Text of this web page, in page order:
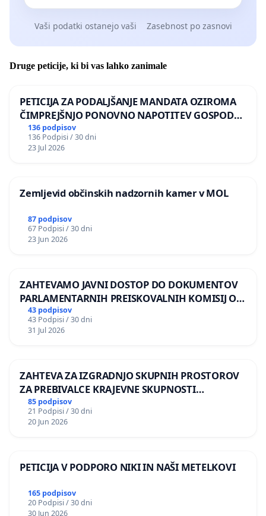
Vaši podatki ostanejo vaši Zasebnost po zasnovi
Druge peticije, ki bi vas lahko zanimale
PETICIJA ZA PODALJŠANJE MANDATA OZIROMA
ČIMPREJŠNJO PONOVNO NAPOTITEV GOSPODA
BERNARDA ŠRAJNERJA NA VELEPOSLANIŠTVO
REPUBLIKE SLOVENIJE V MOSKVI
136 podpisov
136 Podpisi / 30 dni
23 Jul 2026
Zemljevid občinskih nadzornih kamer v MOL
87 podpisov
67 Podpisi / 30 dni
23 Jun 2026
ZAHTEVAMO JAVNI DOSTOP DO DOKUMENTOV
PARLAMENTARNIH PREISKOVALNIH KOMISIJ O
ILEGALNI TRGOVINI Z OROŽJEM
43 podpisov
43 Podpisi / 30 dni
31 Jul 2026
ZAHTEVA ZA IZGRADNJO SKUPNIH PROSTOROV
ZA PREBIVALCE KRAJEVNE SKUPNOSTI
PRESTRANEK
85 podpisov
21 Podpisi / 30 dni
20 Jun 2026
PETICIJA V PODPORO NIKI IN NAŠI METELKOVI
165 podpisov
20 Podpisi / 30 dni
30 Jun 2026